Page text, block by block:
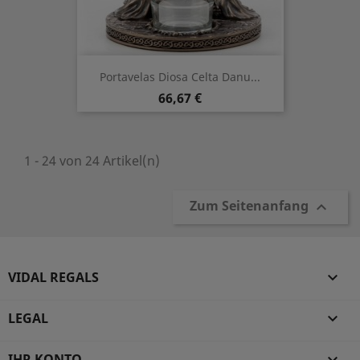
Portavelas Diosa Celta Danu...
Preis
66,67 €
1 - 24 von 24 Artikel(n)
Zum Seitenanfang 
VIDAL REGALS 
LEGAL 